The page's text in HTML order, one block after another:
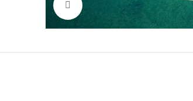
Click to enlarge